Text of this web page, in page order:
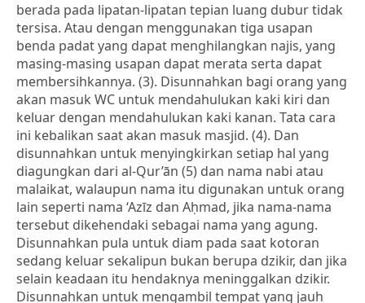
berada pada lipatan-lipatan tepian luang dubur tidak
tersisa. Atau dengan menggunakan tiga usapan
benda padat yang dapat menghilangkan najis, yang
masing-masing usapan dapat merata serta dapat
membersihkannya. (3). Disunnahkan bagi orang yang
akan masuk WC untuk mendahulukan kaki kiri dan
keluar dengan mendahulukan kaki kanan. Tata cara
ini kebalikan saat akan masuk masjid. (4). Dan
disunnahkan untuk menyingkirkan setiap hal yang
diagungkan dari al-Qur’ān (5) dan nama nabi atau
malaikat, walaupun nama itu digunakan untuk orang
lain seperti nama ‘Azīz dan Aḥmad, jika nama-nama
tersebut dikehendaki sebagai nama yang agung.
Disunnahkan pula untuk diam pada saat kotoran
sedang keluar sekalipun bukan berupa dzikir, dan jika
selain keadaan itu hendaknya meninggalkan dzikir.
Disunnahkan untuk mengambil tempat yang jauh